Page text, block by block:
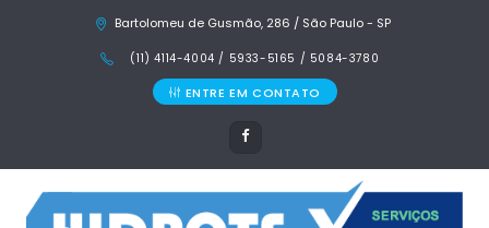
Bartolomeu de Gusmão, 286 / São Paulo - SP
(11) 4114-4004 / 5933-5165 / 5084-3780
ENTRE EM CONTATO